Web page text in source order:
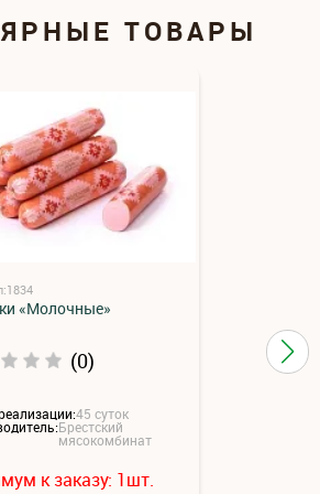
ТОВАРЫ
«Молочные»
(0)
45 суток
Брестский
мясокомбинат
к заказу: 1шт.